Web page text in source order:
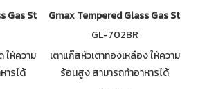
Gas Stove 2 Mix Burner GL-702A
ให้ความ
ารได้
Gmax Tempered Glass Gas
GL-702BR
เตาแก๊สหัวเตาทองเหลือง ให้ความ
ร้อนสูง สามารถทำอาหารได้